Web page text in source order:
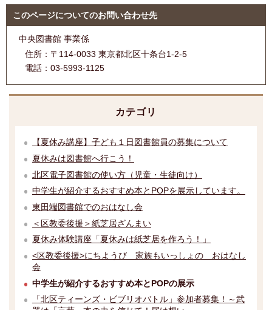
このページについてのお問い合わせ先
中央図書館 事業係
住所： 〒114-0033 東京都北区十条台1-2-5
電話： 03-5993-1125
カテゴリ
【夏休み講座】子ども１日図書館員の募集について
夏休みは図書館へ行こう！
北区電子図書館の使い方（児童・生徒向け）
中学生が紹介するおすすめ本とPOPを展示しています。
東田端図書館でのおはなし会
＜区教委後援＞紙芝居ざんまい
夏休み体験講座「夏休みは紙芝居を作ろう！」
<区教委後援>にちようび 家族もいっしょの おはなし
会
中学生が紹介するおすすめ本とPOPの展示
「北区ティーンズ・ビブリオバトル」参加者募集！～武